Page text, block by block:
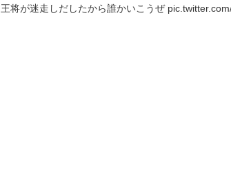
王将が迷走しだしたから誰かいこうぜ